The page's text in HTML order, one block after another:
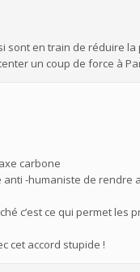
en train de réduire la
un coup de force à
carbone
anti -humaniste de
c’est ce qui permet les
cet accord stupide !